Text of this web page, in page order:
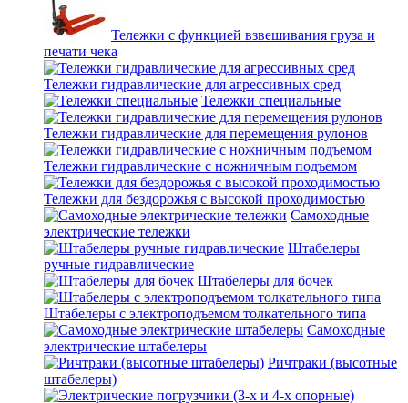
Тележки с функцией взвешивания груза и
печати чека
Тележки гидравлические для агрессивных сред
Тележки специальные
Тележки гидравлические для перемещения рулонов
Тележки гидравлические с ножничным подъемом
Тележки для бездорожья с высокой проходимостью
Самоходные
электрические тележки
Штабелеры
ручные гидравлические
Штабелеры для бочек
Штабелеры с электроподъемом толкательного типа
Самоходные
электрические штабелеры
Ричтраки (высотные
штабелеры)